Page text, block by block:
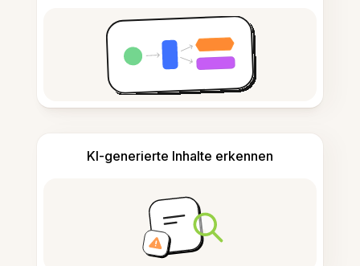
KI-generierte Inhalte erkennen